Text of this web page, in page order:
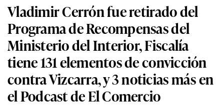
Vladimir Cerrón fue retirado del
Programa de Recompensas del
Ministerio del Interior, Fiscalía
tiene 131 elementos de convicción
contra Vizcarra, y 3 noticias más en
el Podcast de El Comercio